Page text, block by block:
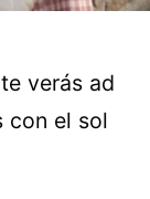
verás ad
con el sol